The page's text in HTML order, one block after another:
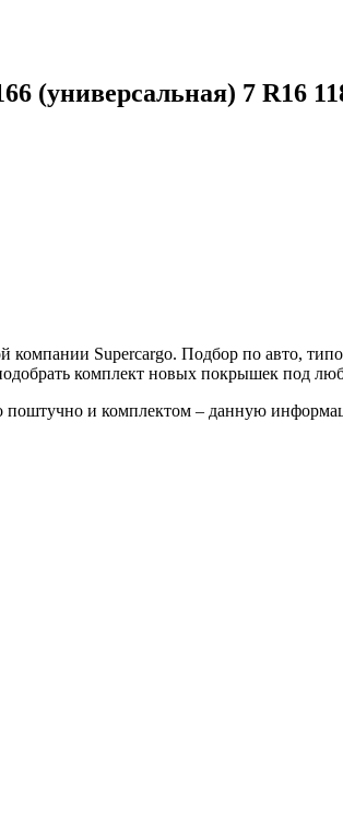
(универсальная) 7 R16
Supercargo. Подбор по авто,
комплект новых покрышек под
поштучно и комплектом – данную